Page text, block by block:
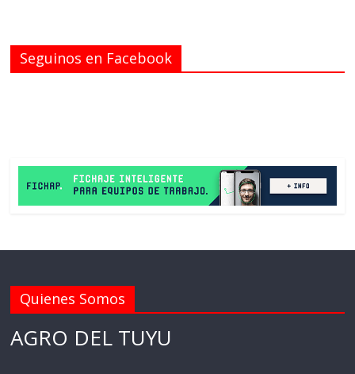
Seguinos en Facebook
Quienes Somos
AGRO DEL TUYU